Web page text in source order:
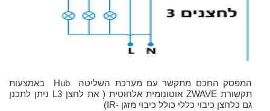
המפסק החכם מתקשר עם מערכת השליטהHub
באמצעות
תקשורת ZWAVE אוטונומית אלחוטית ( את לחצן L3 ניתן לתכנן
גם כלחצן כיבוי כללי כולל כיבוי מזגן -IR
)